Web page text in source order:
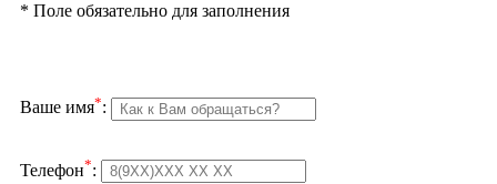
* Поле обязательно для заполнения
Ваше имя*:
Телефон*: